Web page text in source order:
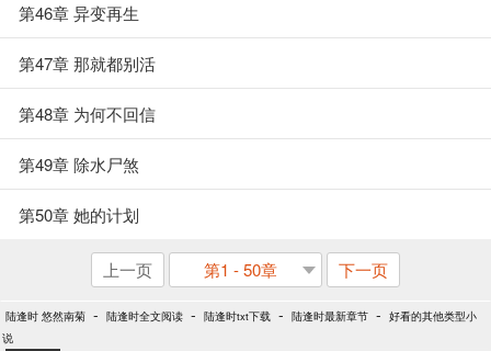
第46章 异变再生
第47章 那就都别活
第48章 为何不回信
第49章 除水尸煞
第50章 她的计划
上一页 第1 - 50章 下一页
陆逢时 悠然南菊 - 陆逢时全文阅读 - 陆逢时txt下载 - 陆逢时最新章节 - 好看的其他类型小
说